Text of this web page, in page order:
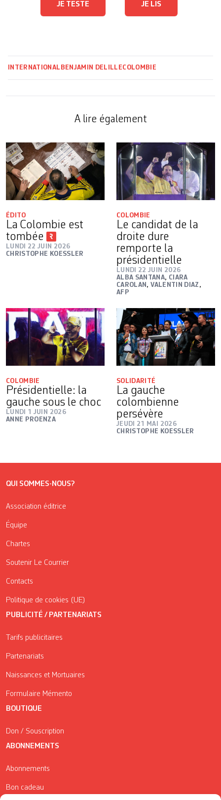
JE TESTE JE LIS
INTERNATIONAL BENJAMIN DELILLECOLOMBIE
A lire également
ÉDITO
La Colombie est
tombée
LUNDI 22 JUIN 2026
CHRISTOPHE KOESSLER
COLOMBIE
Le candidat de la
droite dure
remporte la
présidentielle
LUNDI 22 JUIN 2026
ALBA SANTANA, CIARA
CAROLAN ,VALENTIN DIAZ ,
AFP
COLOMBIE
Présidentielle: la
gauche sous le choc
LUNDI 1 JUIN 2026
ANNE PROENZA
SOLIDARITÉ
La gauche
colombienne
persévère
JEUDI 21 MAI 2026
CHRISTOPHE KOESSLER
QUI SOMMES-NOUS?
Association éditrice
Équipe
Chartes
Soutenir Le Courrier
Contacts
Politique de cookies (UE)
PUBLICITÉ / PARTENARIATS
Tarifs publicitaires
Partenariats
Naissances et Mortuaires
Formulaire Mémento
BOUTIQUE
Don / Souscription
ABONNEMENTS
Abonnements
Bon cadeau